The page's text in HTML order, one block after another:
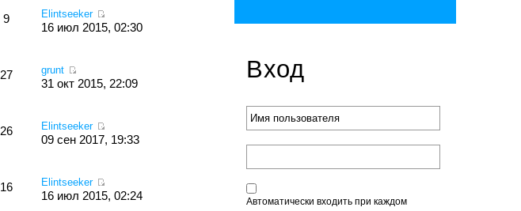
9 Elintseeker
16 июл 2015, 02:30
27 grunt
31 окт 2015, 22:09
26 Elintseeker
09 сен 2017, 19:33
16 Elintseeker
16 июл 2015, 02:24
Вход
Автоматически входить при каждом